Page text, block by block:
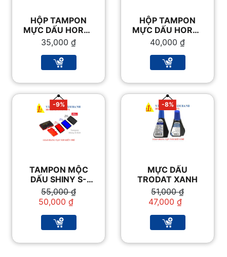
HỘP TAMPON
MỰC DẤU HORSE
NO.3
35,000₫
HỘP TAMPON
MỰC DẤU HORSE
NO.2
40,000₫
-9%
TAMPON MỘC
DẤU SHINY S-
824
55,000₫
Giá
gốc
55,000 ₫.
50,000₫
Giá
hiện
là:
50,000 ₫.
-8%
MỰC DẤU
TRODAT XANH
51,000₫
Giá
gốc
51,000 ₫.
47,000 ₫
Giá
hiện
là:
47,000 ₫.